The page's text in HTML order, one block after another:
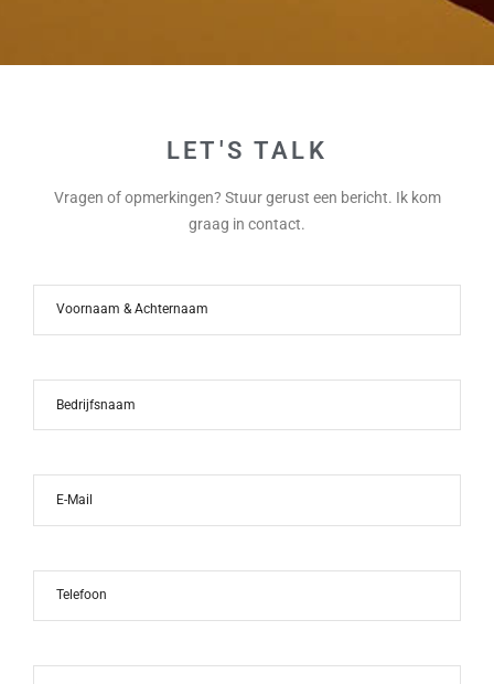
LET'S TALK
Vragen of opmerkingen? Stuur gerust een bericht. Ik kom
graag in contact.